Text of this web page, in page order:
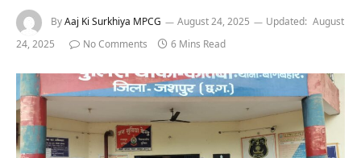
ByAaj Ki Surkhiya MPCG August 24, 2025 Updated: August
24, 2025
No Comments 6 Mins Read